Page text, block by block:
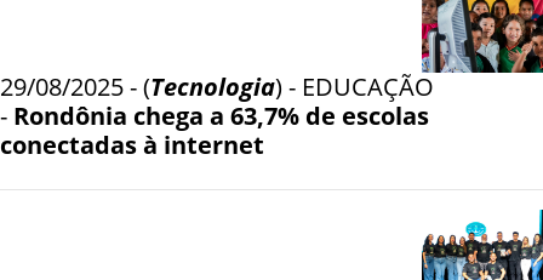
29/08/2025 - (Tecnologia) - EDUCAÇÃO
- Rondônia chega a 63,7% de escolas
conectadas à internet